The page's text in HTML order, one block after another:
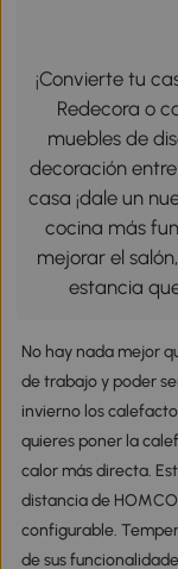
¡Convierte tu
Redecora o
muebles de
decoración
casa ¡dale un
cocina más
mejorar el
estancia
No hay nada mejor
de trabajo y poder
invierno los
quieres poner la
calor más directa.
distancia de
configurable.
de sus